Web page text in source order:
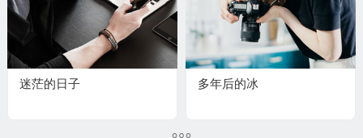
迷茫的日子 多年后的冰